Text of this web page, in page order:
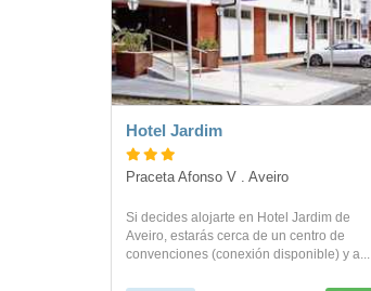
Hotel Jardim
Praceta Afonso V . Aveiro
Si decides alojarte en Hotel Jardim de
Aveiro, estarás cerca de un centro de
convenciones (conexión disponible) y a...